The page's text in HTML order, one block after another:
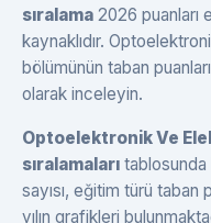
sıralama 2026 puanları
kaynaklıdır.
bölümünün taban
olarak inceleyin.
Optoelektronik Ve
sıralamaları
sayısı, eğitim türü taban
yılın grafikleri